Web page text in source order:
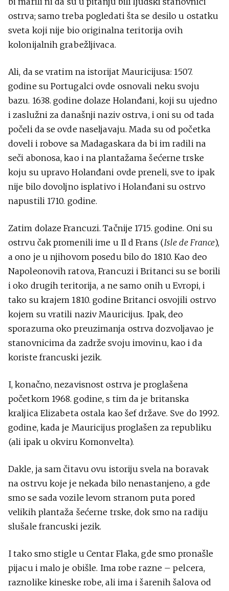
ostrva; samo treba pogledati šta se desilo u ostatku
sveta koji nije bio originalna teritorija ovih
kolonijalnih grabežljivaca.
Ali, da se vratim na istorijat Mauricijusa: 1507.
godine su Portugalci ovde osnovali neku svoju
bazu. 1638. godine dolaze Holanđani, koji su ujedno
i zaslužni za današnji naziv ostrva, i oni su od tada
počeli da se ovde naseljavaju. Mada su od početka
doveli i robove sa Madagaskara da bi im radili na
seči abonosa, kao i na plantažama šećerne trske
koju su upravo Holanđani ovde preneli, sve to ipak
nije bilo dovoljno isplativo i Holanđani su ostrvo
napustili 1710. godine.
Zatim dolaze Francuzi. Tačnije 1715. godine. Oni su
ostrvu čak promenili ime u Il d Frans (Isle de France),
a ono je u njihovom posedu bilo do 1810. Kao deo
Napoleonovih ratova, Francuzi i Britanci su se borili
i oko drugih teritorija, a ne samo onih u Evropi, i
tako su krajem 1810. godine Britanci osvojili ostrvo
kojem su vratili naziv Mauricijus. Ipak, deo
sporazuma oko preuzimanja ostrva dozvoljavao je
stanovnicima da zadrže svoju imovinu, kao i da
koriste francuski jezik.
I, konačno, nezavisnost ostrva je proglašena
početkom 1968. godine, s tim da je britanska
kraljica Elizabeta ostala kao šef države. Sve do 1992.
godine, kada je Mauricijus proglašen za republiku
(ali ipak u okviru Komonvelta).
Dakle, ja sam čitavu ovu istoriju svela na boravak
na ostrvu koje je nekada bilo nenastanjeno, a gde
smo se sada vozile levom stranom puta pored
velikih plantaža šećerne trske, dok smo na radiju
slušale francuski jezik.
I tako smo stigle u Centar Flaka, gde smo pronašle
pijacu i malo je obišle. Ima robe razne – pelcera,
raznolike kineske robe, ali ima i šarenih šalova od